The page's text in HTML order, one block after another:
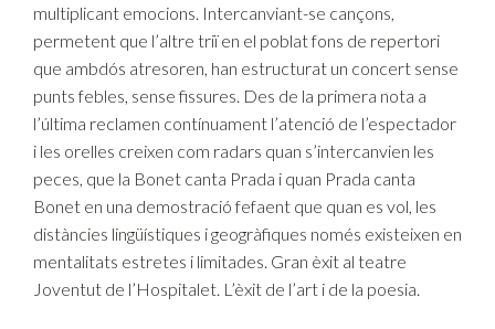
multiplicant emocions. Intercanviant-se cançons,
permetent que l’altre triï en el poblat fons de repertori
que ambdós atresoren, han estructurat un concert sense
punts febles, sense fissures. Des de la primera nota a
l’última reclamen contínuament l’atenció de l’espectador
i les orelles creixen com radars quan s’intercanvien les
peces, que la Bonet canta Prada i quan Prada canta
Bonet en una demostració fefaent que quan es vol, les
distàncies lingüístiques i geogràfiques només existeixen en
mentalitats estretes i limitades. Gran èxit al teatre
Joventut de l’Hospitalet. L’èxit de l’art i de la poesia.